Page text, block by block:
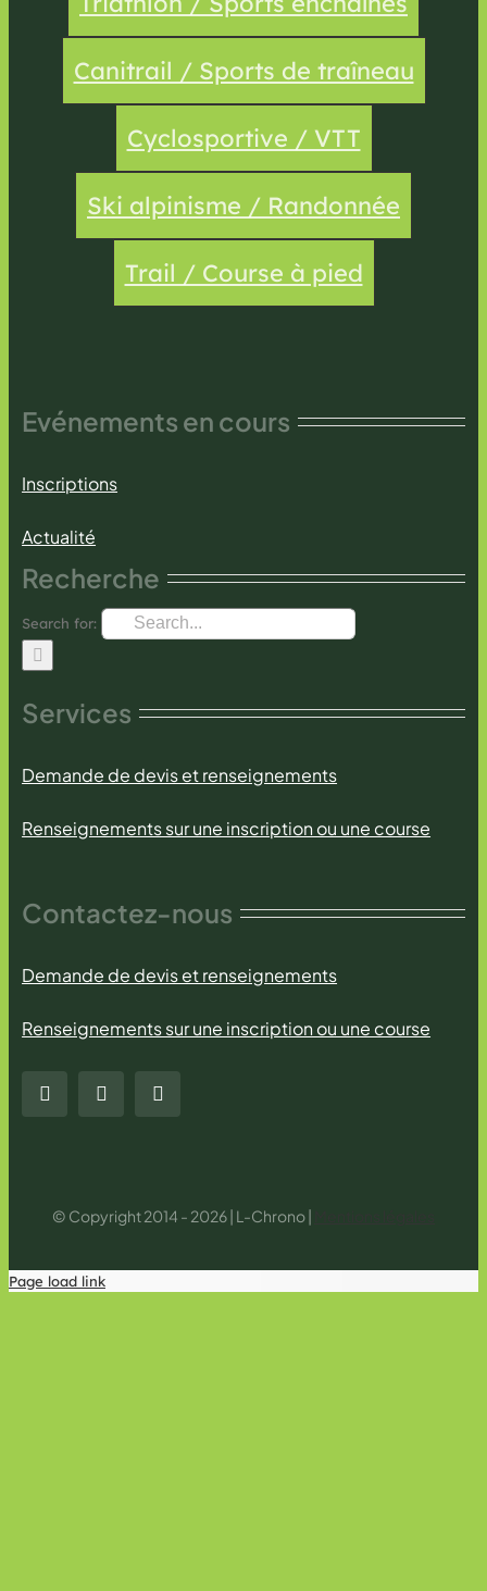
Canitrail / Sports de traîneau
Cyclosportive / VTT
Ski alpinisme / Randonnée
Trail / Course à pied
Evénements en cours
Inscriptions
Actualité
Recherche
Search for:
Services
Demande de devis et renseignements
Renseignements sur une inscription ou une course
Contactez-nous
Demande de devis et renseignements
Renseignements sur une inscription ou une course
© Copyright 2014 - 2026 | L-Chrono |
Page load link